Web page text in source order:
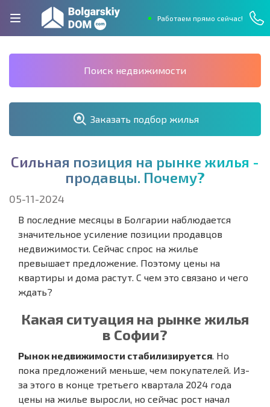
Работаем прямо сейчас!
Поиск недвижимости
Заказать подбор жилья
Сильная позиция на рынке жилья -
продавцы. Почему?
05-11-2024
В последние месяцы в Болгарии наблюдается
значительное усиление позиции продавцов
недвижимости. Сейчас спрос на жилье
превышает предложение. Поэтому цены на
квартиры и дома растут. С чем это связано и чего
ждать?
Какая ситуация на рынке жилья
в Софии?
Рынок недвижимости стабилизируется. Но
пока предложений меньше, чем покупателей. Из-
за этого в конце третьего квартала 2024 года
цены на жилье выросли, но сейчас рост начал